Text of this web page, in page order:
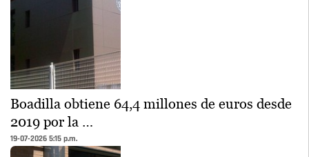
Boadilla obtiene 64,4 millones de euros desde
2019 por la …
19-07-2026 5:15 p.m.